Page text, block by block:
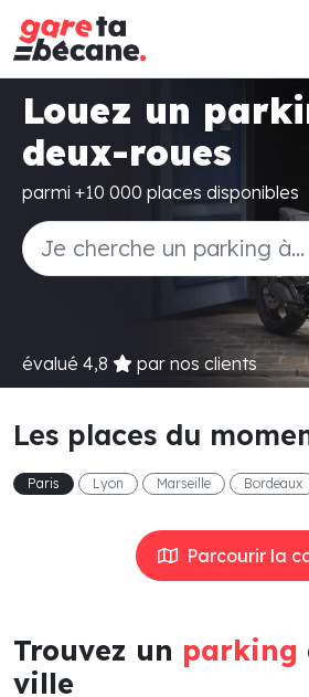
Louez un
deux-roues
parmi +10 000 places disponibles
évalué 4,8 par nos clients
Les places du
Paris Lyon Marseille Bordeaux
Parcourir la
Trouvez un parking
ville